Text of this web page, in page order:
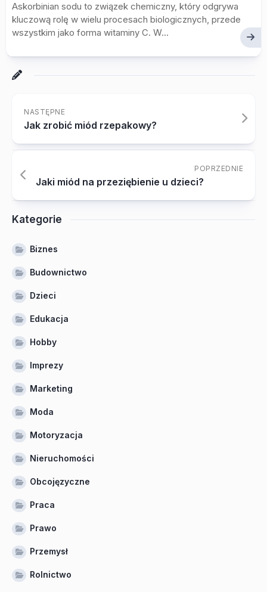
Askorbinian sodu to związek chemiczny, który odgrywa
kluczową rolę w wielu procesach biologicznych, przede
wszystkim jako forma witaminy C. W...
NASTĘPNE
Jak zrobić miód rzepakowy?
POPRZEDNIE
Jaki miód na przeziębienie u dzieci?
Kategorie
Biznes
Budownictwo
Dzieci
Edukacja
Hobby
Imprezy
Marketing
Moda
Motoryzacja
Nieruchomości
Obcojęzyczne
Praca
Prawo
Przemysł
Rolnictwo